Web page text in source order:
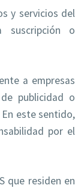
y servicios del
suscripción o
a empresas
publicidad o
este sentido,
por el
que residen en